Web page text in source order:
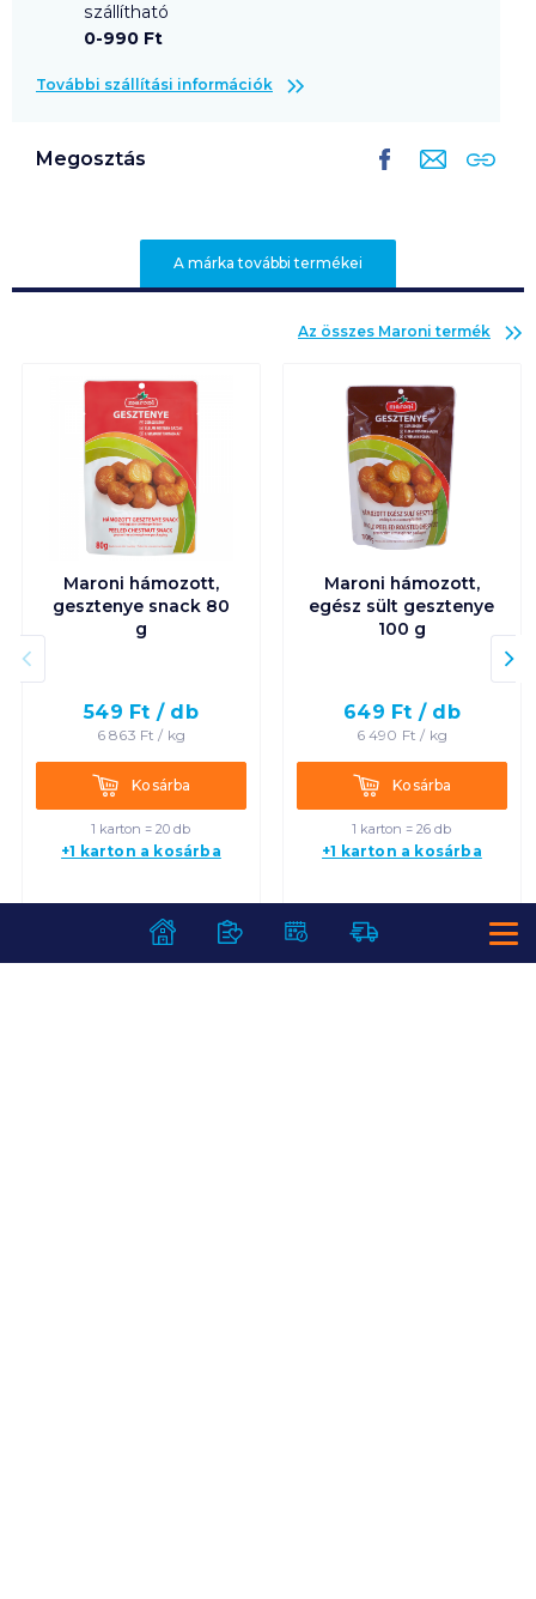
szállítható
0-990 Ft
További szállítási információk
Megosztás
A márka további termékei
Az összes Maroni termék
Maroni hámozott,
gesztenye snack 80
g
549 Ft / db
6 863 Ft / kg
KosárbaKosárba
1 karton = 20 db
+1 karton a kosárba
Maroni hámozott,
egész sült gesztenye
100 g
649 Ft / db
6 490 Ft / kg
KosárbaKosárba
1 karton = 26 db
+1 karton a kosárba